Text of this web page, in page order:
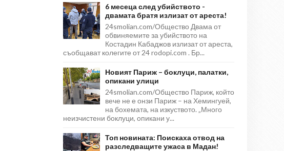
6 месеца след убийството -
двамата братя излизат от ареста!
24smolian.com/Общество Двама от
обвиняемите за убийството на
Костадин Кабаджов излизат от ареста,
съобщават колегите от 24 rodopi.com . Бр...
Новият Париж – боклуци, палатки,
опикани улици
24smolian.com/Общество Париж, който
вече не е онзи Париж – на Хемингуей,
на бохемата, на изкуството. „Много
неизчистени боклуци, опикани у...
Топ новината: Поискаха отвод на
разследващите ужаса в Мадан!